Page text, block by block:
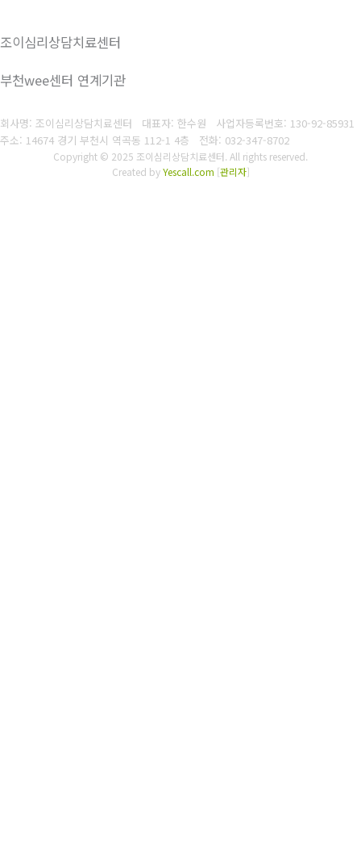
조이심리상담치료센터
부천wee센터 연계기관
회사명: 조이심리상담치료센터 대표자: 한수원 사업자등록번호: 130-92-85931
주소: 14674 경기 부천시 역곡동 112-1 4층 전화: 032-347-8702
Copyright © 2025 조이심리상담치료센터. All rights reserved.
Created byYescall.com [관리자]